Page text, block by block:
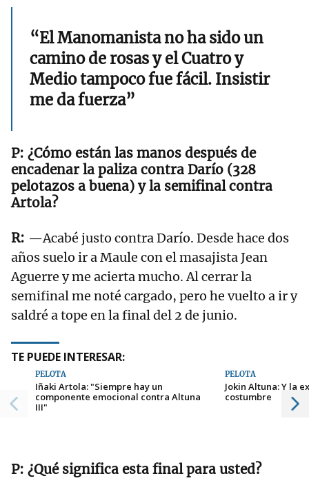
“El Manomanista no ha sido un
camino de rosas y el Cuatro y
Medio tampoco fue fácil. Insistir
me da fuerza”
¿Cómo están las manos después de
encadenar la paliza contra Darío (328
pelotazos a buena) y la semifinal contra
Artola?
—Acabé justo contra Darío. Desde hace dos
años suelo ir a Maule con el masajista Jean
Aguerre y me acierta mucho. Al cerrar la
semifinal me noté cargado, pero he vuelto a ir y
saldré a tope en la final del 2 de junio.
TE PUEDE INTERESAR:
PELOTA
Iñaki Artola: "Siempre hay un
componente emocional contra Altuna
III"
PELOTA
Jokin Altuna: Y la
costumbre
¿Qué significa esta final para usted?